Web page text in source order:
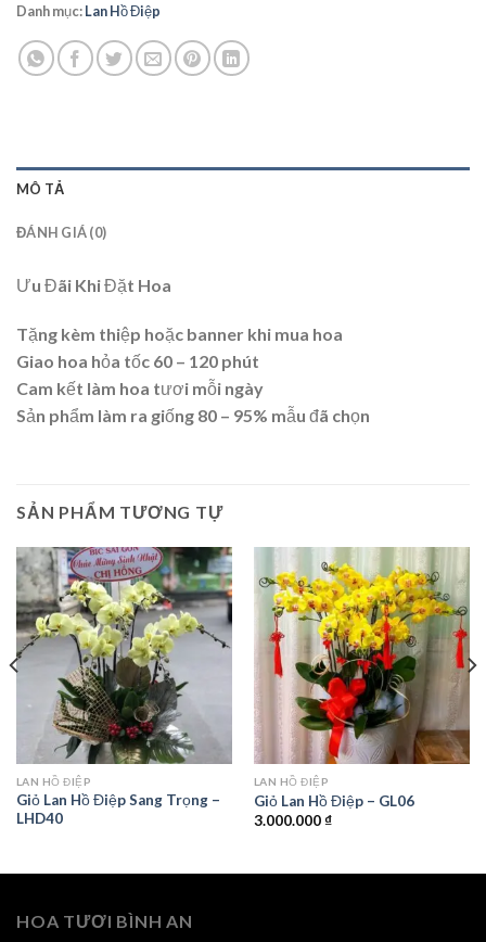
Danh mục:Lan Hồ Điệp
MÔ TẢ
ĐÁNH GIÁ (0)
Ưu Đãi Khi Đặt Hoa
Tặng kèm thiệp hoặc banner khi mua hoa
Giao hoa hỏa tốc 60 – 120 phút
Cam kết làm hoa tươi mỗi ngày
Sản phẩm làm ra giống 80 – 95% mẫu đã chọn
SẢN PHẨM TƯƠNG TỰ
LAN HỒ ĐIỆP
Giỏ Lan Hồ Điệp Sang Trọng –
LHD40
LAN HỒ ĐIỆP
Giỏ Lan Hồ Điệp – GL06
3.000.000₫
HOA TƯƠI BÌNH AN